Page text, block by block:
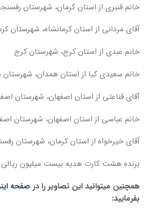
خانم قنبری از استان کرمان، شهرستان
آقای مردانی از استان کرمانشاه، شهرستان
خانم عبدی از استان کرج، شهرستان کرج
خانم سعیدی کیا از استان همدان، شهرستان
آقای قناعتی از استان اصفهان، شهرستان
خانم عباسی از استان اصفهان، شهرستان
آقای خیرخواه از استان کرمان، شهرستان
برنده هشت کارت هدیه بیست میلیون ریالی
همچنین میتوانید این تصاویر را در صفحه
بفرمایید: